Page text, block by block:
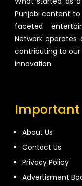
Punjabi content
faceted
Network operates
contributing to our
innovation.
Important
About Us
Contact Us
Privacy Policy
Advertisment